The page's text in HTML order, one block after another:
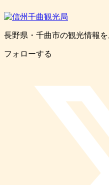
長野県・千曲市の観光情報を
フォローする